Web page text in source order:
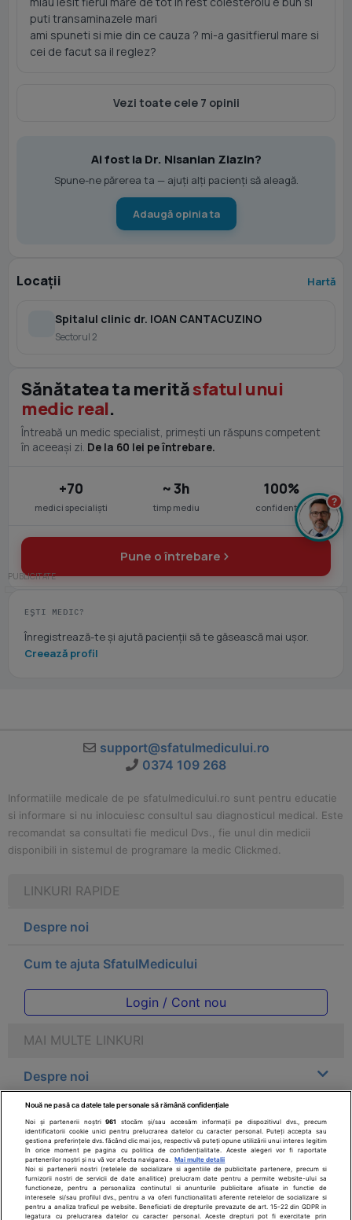
puti transaminazele mari
ami spuneti si mie din ce cauza ? mi-a gasitfierul mare si
cei de facut sa il reglez?
Vezi toate cele 7 opinii
Ai fost la Dr. Nisanian Ziazin?
Spune-ne părerea ta — ajuți alți pacienți să aleagă.
Adaugă opinia ta
Locații Hartă
Spitalul clinic dr. IOAN CANTACUZINO
Sectorul 2
Sănătatea ta merităsfatul unui
medic real.
Întreabă un medic specialist, primești un răspuns competent
în aceeași zi. De la 60 lei pe întrebare.
+70
medici specialiști
~ 3h
timp mediu
100%
confidențial
Pune o întrebare
EȘTI MEDIC?
Înregistrează-te și ajută pacienții să te găsească mai ușor.
Creează profil
support@sfatulmedicului.ro
0374 109 268
Informatiile medicale de pe sfatulmedicului.ro sunt pentru educatie
si informare si nu inlocuiesc consultul sau diagnosticul medical. Este
recomandat sa consultati fie medicul Dvs., fie unul din medicii
disponibili in sistemul de programare la medic Clickmed.
LINKURI RAPIDE
Despre noi
Cum te ajuta SfatulMedicului
Login / Cont nou
MAI MULTE LINKURI
Despre noi
Legal
Drepturile consumatorului
Parteneri
?
Nouă ne pasă ca datele tale personale să rămână confidențiale
Noi și partenerii noștri961
stocăm și/sau accesăm informații pe dispozitivul dvs., precum
identificatorii cookie unici pentru prelucrarea datelor cu caracter personal. Puteți accepta sau
gestiona preferințele dvs. făcând clic mai jos, respectiv vă puteți opune utilizării unui interes legitim
în orice moment pe pagina cu politica de confidențialitate. Aceste alegeri vor fi raportate
partenerilor noștri și nu vă vor afecta navigarea.
Mai multe detalii
Noi si partenerii nostri (retelele de socializare si agentiile de publicitate partenere, precum si
furnizorii nostri de servicii de date analitice) prelucram date pentru a permite website-ului sa
functioneze, pentru a personaliza continutul si anunturile publicitare afisate in functie de
interesele si/sau profilul dvs., pentru a va oferi functionalitati aferente retelelor de socializare si
pentru a analiza traficul pe website. Beneficiati de drepturile prevazute de art. 15-22 din GDPR in
legatura cu prelucrarea datelor cu caracter personal. Aceste drepturi pot fi exercitate prin